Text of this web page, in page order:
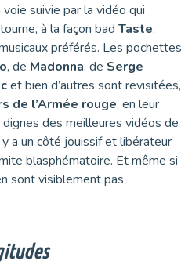
suivie par la vidéo qui
à la façon bad Taste,
préférés. Les pochettes
, de Madonna, de Serge
et bien d’autres sont revisitées,
de l’Armée rouge, en leur
des meilleures vidéos de
y a un côté jouissif et libérateur
blasphématoire. Et même si
sont visiblement pas